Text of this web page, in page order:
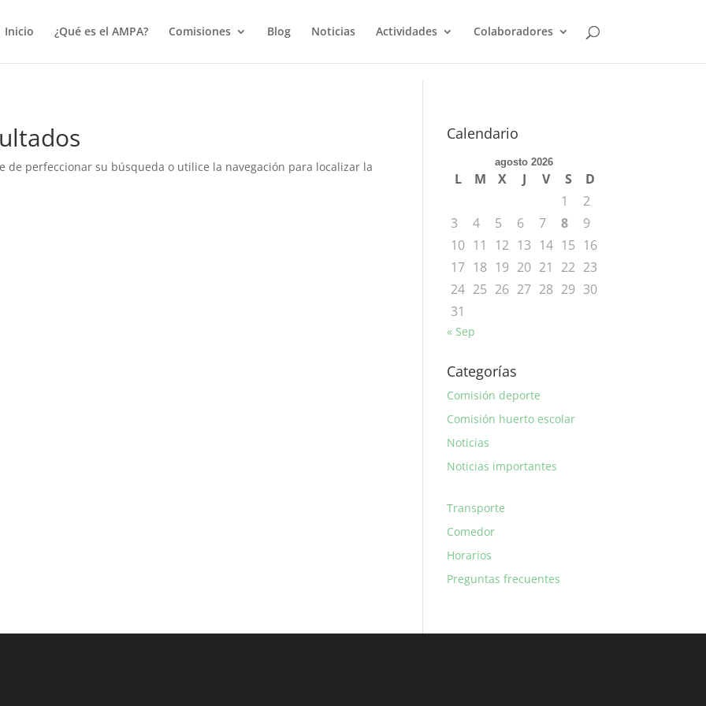
Inicio
¿Qué es el AMPA? Comisiones Blog Noticias Actividades Colaboradores
de perfeccionar su búsqueda o utilice la navegación para localizar la
Calendario
agosto 2026
L M X J V S
D
1
2
3
4 5 6 7 8
9
10 11 12 13 14 15 16
17 18 19 20 21 22 23
24 25 26 27 28 29 30
31
« Sep
Categorías
Comisión deporte
Comisión huerto escolar
Noticias
Noticias importantes
Transporte
Comedor
Horarios
Preguntas frecuentes